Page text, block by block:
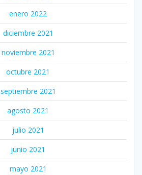
enero 2022
diciembre 2021
noviembre 2021
octubre 2021
septiembre 2021
agosto 2021
julio 2021
junio 2021
mayo 2021